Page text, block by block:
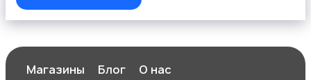
Магазины Блог
О нас